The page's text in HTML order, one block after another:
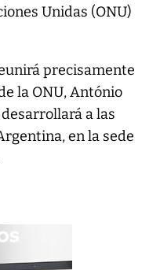
Unidas (ONU)
precisamente
la ONU, António
a las
en la sede